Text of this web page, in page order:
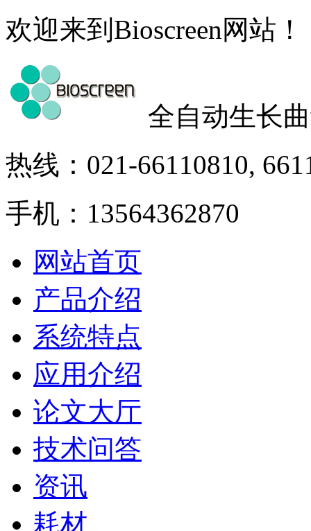
欢迎来到Bioscreen网站！
全自动生长
热线：021-66110810,
手机：13564362870
网站首页
产品介绍
系统特点
应用介绍
论文大厅
技术问答
资讯
耗材